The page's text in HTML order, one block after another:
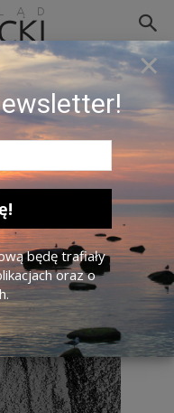
×
będę trafiały
oraz o